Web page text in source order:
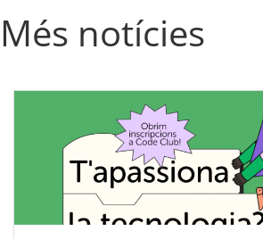
Més notícies